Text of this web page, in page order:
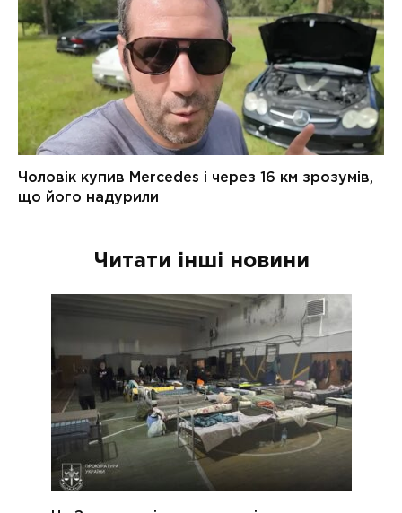
Читати інші новини